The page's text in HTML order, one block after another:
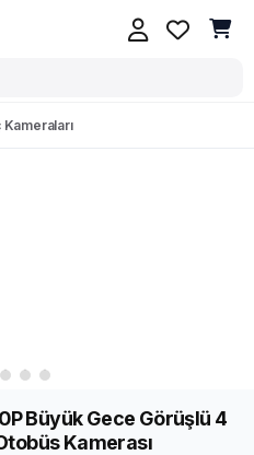
Büyük Gece Görüşlü 4
Kamerası